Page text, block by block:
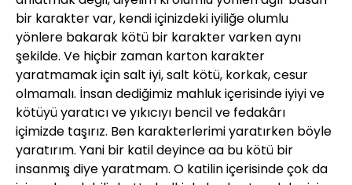
bir karakter var, kendi içinizdeki iyiliğe olumlu
yönlere bakarak kötü bir karakter varken aynı
şekilde. Ve hiçbir zaman karton karakter
yaratmamak için salt iyi, salt kötü, korkak, cesur
olmamalı. İnsan dediğimiz mahluk içerisinde iyiyi ve
kötüyü yaratıcı ve yıkıcıyı bencil ve fedakârı
içimizde taşırız. Ben karakterlerimi yaratırken böyle
yaratırım. Yani bir katil deyince aa bu kötü bir
insanmış diye yaratmam. O katilin içerisinde çok da